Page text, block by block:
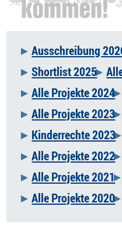
Navigation
überspringen
Ausschreibung
Shortlist 2025
Alle Projekte 2024
Alle Projekte 2023
Kinderrechte 2023
Alle Projekte 2022
Alle Projekte 2021
Alle Projekte 2020